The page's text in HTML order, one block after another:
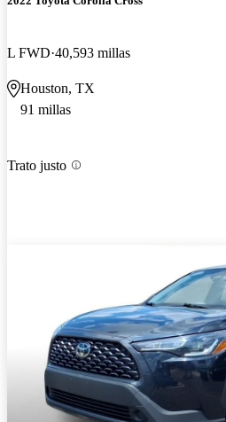
L FWD 40,593 millas
Houston, TX
91 millas
Trato justo